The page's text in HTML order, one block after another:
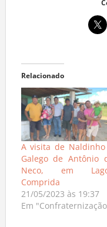
Relacionado
A visita de
Galego de Antônio
Neco, em
Comprida
21/05/2023 às 19:37
Em